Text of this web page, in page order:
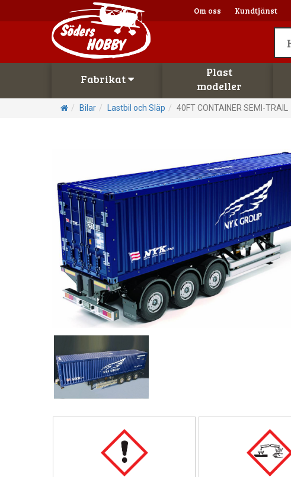
Om oss Kundtjänst
Fabrikat
Plast
modeller
Bilar Lastbil och Släp 40FT CONTAINER SEMI-TRAIL